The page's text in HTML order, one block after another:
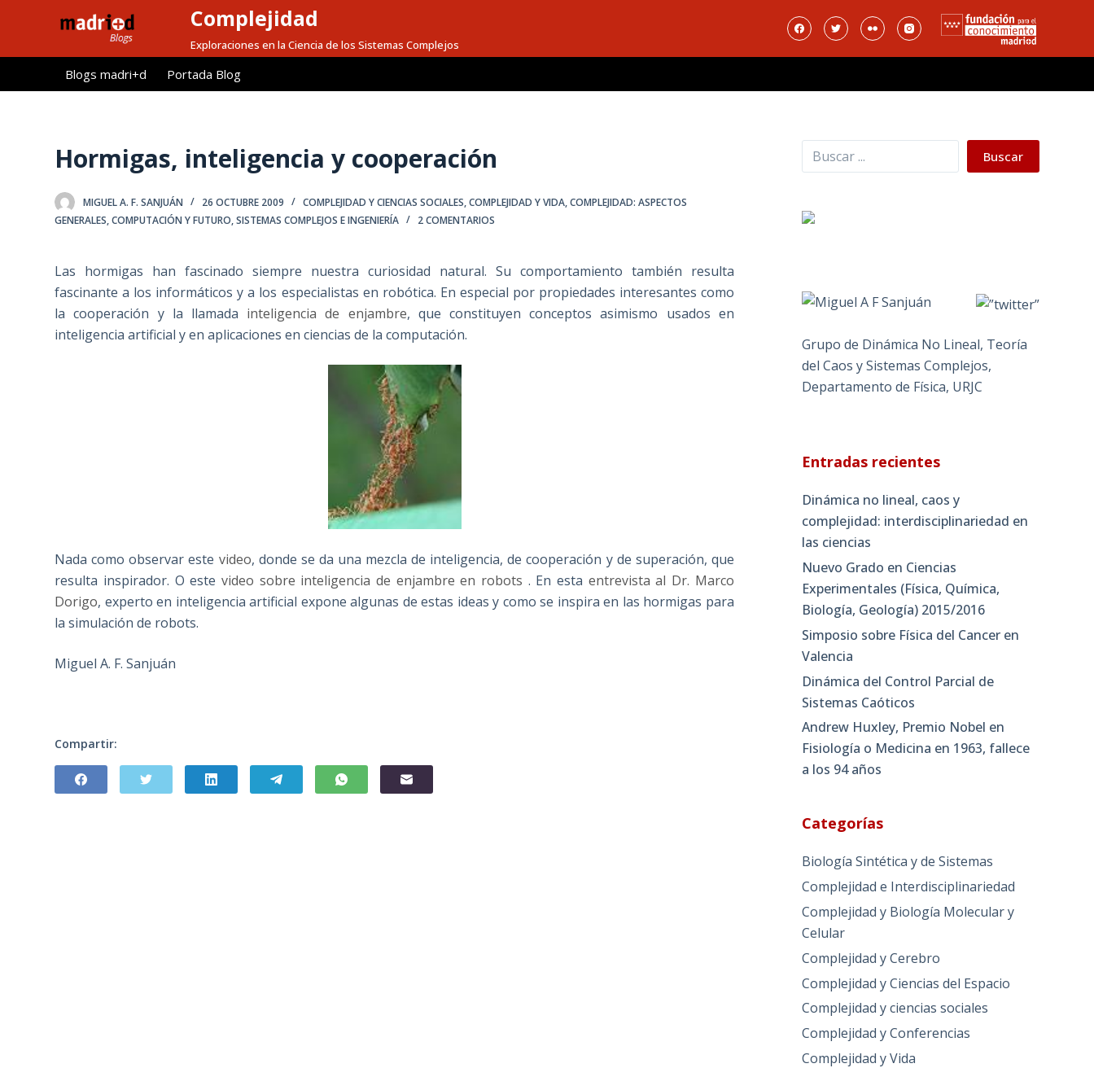
l
Complejidad
Exploraciones en la Ciencia de los Sistemas Complejos
Blogs madri+d Portada Blog
Hormigas, inteligencia y cooperación
MIGUEL A. F. SANJUÁN 26 OCTUBRE 2009 COMPLEJIDAD Y CIENCIAS SOCIALES,COMPLEJIDAD Y VIDA,COMPLEJIDAD: ASPECTOS
GENERALES,COMPUTACIÓN Y FUTURO,SISTEMAS COMPLEJOS E INGENIERÍA 2 COMENTARIOS
Las hormigas han fascinado siempre nuestra curiosidad natural. Su comportamiento también resulta
fascinante a los informáticos y a los especialistas en robótica. En especial por propiedades interesantes como
la cooperación y la llamada inteligencia de enjambre, que constituyen conceptos asimismo usados en
inteligencia artificial y en aplicaciones en ciencias de la computación.
Nada como observar este video, donde se da una mezcla de inteligencia, de cooperación y de superación, que
resulta inspirador. O este video sobre inteligencia de enjambre en robots . En esta entrevista al Dr. Marco
Dorigo, experto en inteligencia artificial expone algunas de estas ideas y como se inspira en las hormigas para
la simulación de robots.
Miguel A. F. Sanjuán
Compartir:
Buscar Buscar
Grupo de Dinámica No Lineal, Teoría
del Caos y Sistemas Complejos,
Departamento de Física, URJC
Entradas recientes
Dinámica no lineal, caos y
complejidad: interdisciplinariedad en
las ciencias
Nuevo Grado en Ciencias
Experimentales (Física, Química,
Biología, Geología) 2015/2016
Simposio sobre Física del Cancer en
Valencia
Dinámica del Control Parcial de
Sistemas Caóticos
Andrew Huxley, Premio Nobel en
Fisiología o Medicina en 1963, fallece
a los 94 años
Categorías
Biología Sintética y de Sistemas
Complejidad e Interdisciplinariedad
Complejidad y Biología Molecular y
Celular
Complejidad y Cerebro
Complejidad y Ciencias del Espacio
Complejidad y ciencias sociales
Complejidad y Conferencias
Complejidad y Vida